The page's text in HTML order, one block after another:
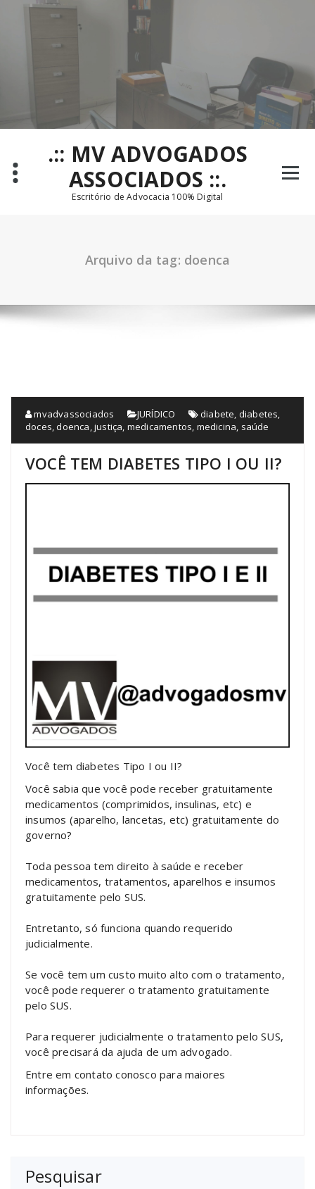
.:: MV ADVOGADOS
ASSOCIADOS ::.
Escritório de Advocacia 100% Digital
Arquivo da tag: doenca
mvadvassociados JURÍDICO diabete, diabetes,
doces,doenca,justiça, medicamentos, medicina, saúde
VOCÊ TEM DIABETES TIPO I OU II?
Você tem diabetes Tipo I ou II?
Você sabia que você pode receber gratuitamente
medicamentos (comprimidos, insulinas, etc) e
insumos (aparelho, lancetas, etc) gratuitamente do
governo?
Toda pessoa tem direito à saúde e receber
medicamentos, tratamentos, aparelhos e insumos
gratuitamente pelo SUS.
Entretanto, só funciona quando requerido
judicialmente.
Se você tem um custo muito alto com o tratamento,
você pode requerer o tratamento gratuitamente
pelo SUS.
Para requerer judicialmente o tratamento pelo SUS,
você precisará da ajuda de um advogado.
Entre em contato conosco para maiores
informações.
Pesquisar